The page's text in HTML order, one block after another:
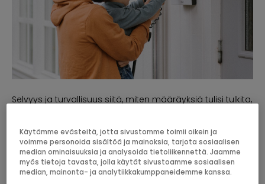
Selvyys ja turvallisuus siitä, miten määräyksiä tulisi tulkita,
tulkitsee edelleen tiukasti voimassa olevia sääntöjä ja
määräyksiä. Tavoitteenamme on, että laturimme eivät
vahingoita ihmisiä, ajoneuvoja tai omaisuutta.
Zaptec Pro- latausasema
Käytämme evästeitä, jotta sivustomme toimii oikein ja
voimme personoida sisältöä ja mainoksia, tarjota sosiaalisen
median ominaisuuksia ja analysoida tietoliikennettä. Jaamme
myös tietoja tavasta, jolla käytät sivustoamme sosiaalisen
median, mainonta- ja analytiikkakumppaneidemme kanssa.